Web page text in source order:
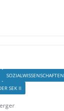
SOZIALWISSENSCHAFTEN
SEK II